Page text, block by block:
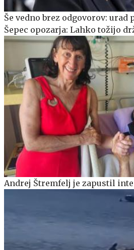
Še vedno brez odgovorov: urad
Šepec opozarja: Lahko tožijo
Andrej Štremfelj je zapustil